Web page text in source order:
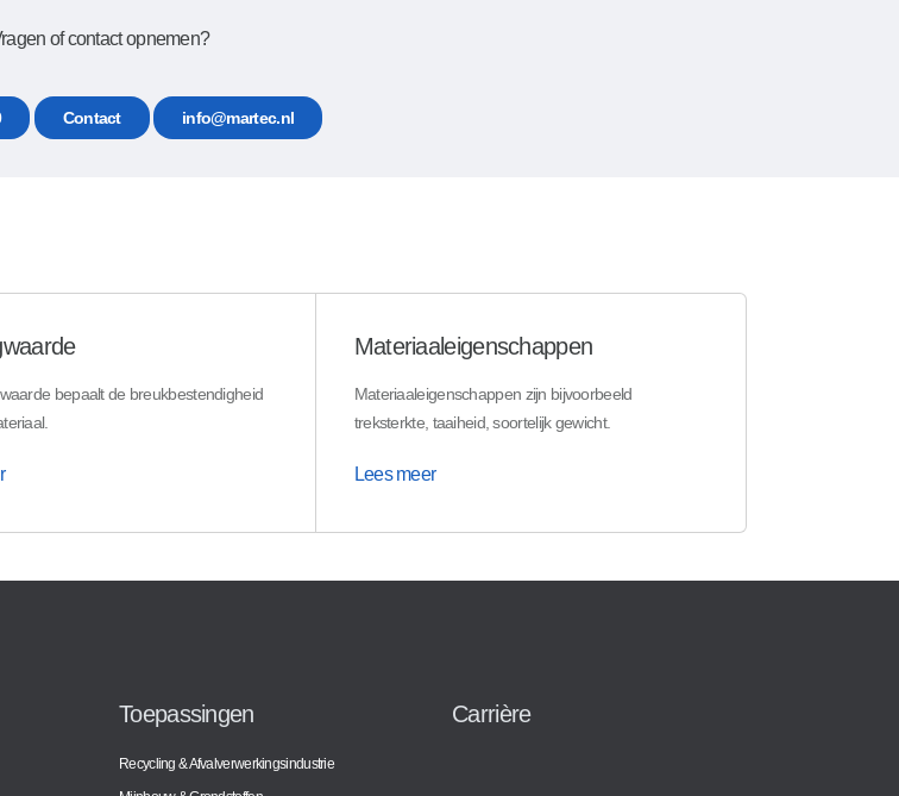
of contact opnemen?
Contact info@martec.nl
bepaalt de breukbestendigheid
Materiaaleigenschappen
Materiaaleigenschappen zijn bijvoorbeeld
treksterkte, taaiheid, soortelijk gewicht.
Lees meer
Toepassingen
Recycling & Afvalverwerkingsindustrie
Carrière